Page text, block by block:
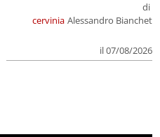
cervinia
di
Alessandro Bianchet
il 07/08/2026